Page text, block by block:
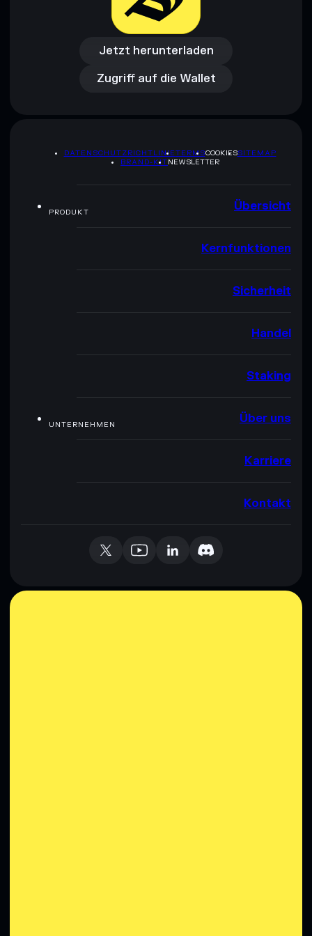
Jetzt herunterladen
Jetzt herunterladen
Zugriff auf die Wallet
Zugriff auf die Wallet
DATENSCHUTZRICHTLINIETERMSCOOKIESSITEMAP
BRAND-KITNEWSLETTER
PRODUKT Übersicht
Kernfunktionen
Sicherheit
Handel
Staking
UNTERNEHMEN Über uns
Karriere
Kontakt